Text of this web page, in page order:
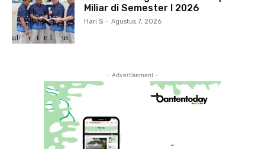
Miliar di Semester I 2026
Hari S - Agustus 7, 2026
- Advertisement -